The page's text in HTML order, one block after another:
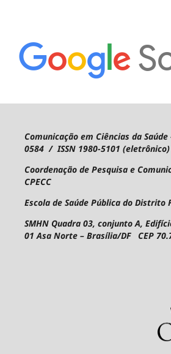
Comunicação em Ciências da
0584 / ISSN 1980-5101 (eletrônico)
Coordenação de Pesquisa e
CPECC
Escola de Saúde Pública do Distrito
SMHN Quadra 03, conjunto A,
01 Asa Norte – Brasília/DF CEP